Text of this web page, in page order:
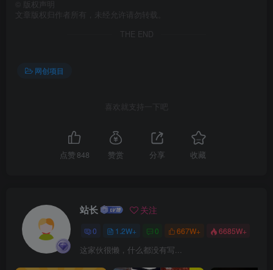
版权声明
文章版权归作者所有，未经允许请勿转载。
THE END
网创项目
喜欢就支持一下吧
点赞 848 赞赏 分享 收藏
站长 关注
0 1.2W+ 0 667W+ 6685W+
这家伙很懒，什么都没有写...